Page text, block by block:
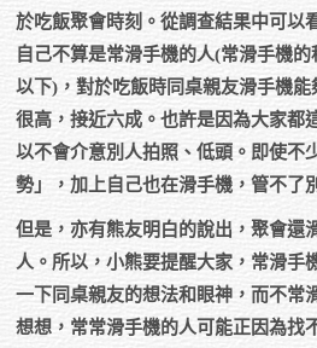
於吃飯聚會時刻。從調查結果中可以
自己不算是常滑手機的人(常滑手機
以下)，對於吃飯時同桌親友滑手機
很高，接近六成。也許是因為大家都
以不會介意別人拍照、低頭。即使不
勢」，加上自己也在滑手機，管不了
但是，亦有熊友明白的說出，聚會還
人。所以，小熊要提醒大家，常滑手
一下同桌親友的想法和眼神，而不常
想想，常常滑手機的人可能正因為找